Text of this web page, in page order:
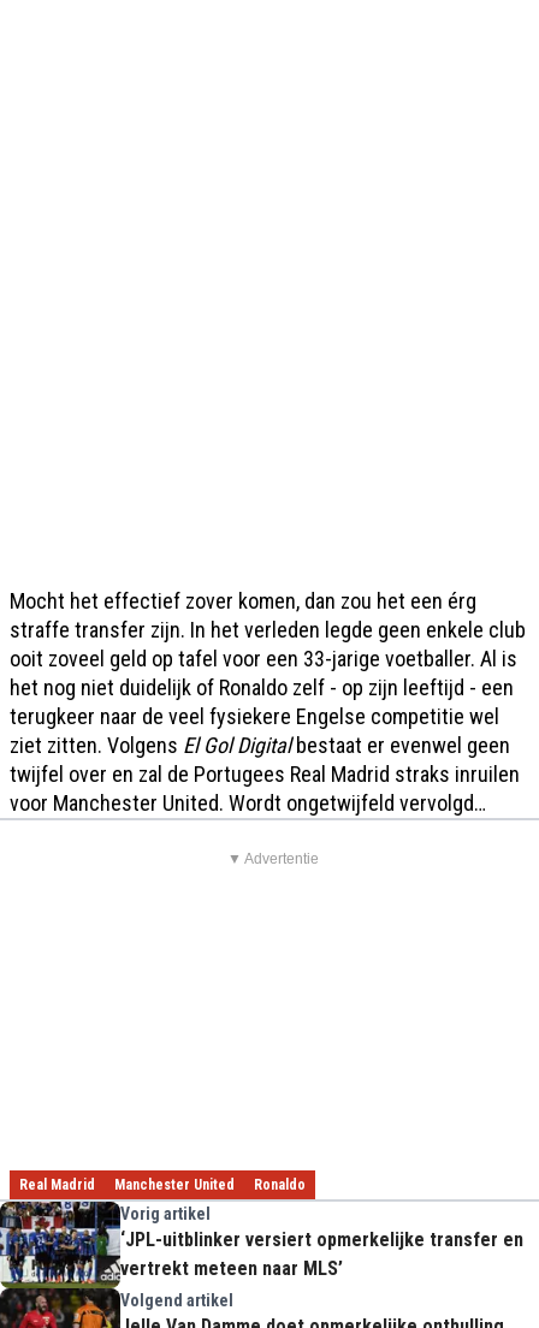
Mocht het effectief zover komen, dan zou het een érg
straffe transfer zijn. In het verleden legde geen enkele club
ooit zoveel geld op tafel voor een 33-jarige voetballer. Al is
het nog niet duidelijk of Ronaldo zelf - op zijn leeftijd - een
terugkeer naar de veel fysiekere Engelse competitie wel
ziet zitten. Volgens El Gol Digitalbestaat er evenwel geen
twijfel over en zal de Portugees Real Madrid straks inruilen
voor Manchester United. Wordt ongetwijfeld vervolgd…
▼ Advertentie
Real Madrid Manchester United Ronaldo
Vorig artikel
‘JPL-uitblinker versiert opmerkelijke transfer en
vertrekt meteen naar MLS’
Volgend artikel